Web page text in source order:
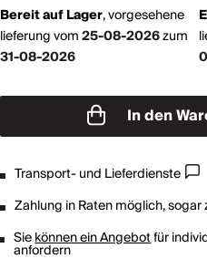
Bereit auf Lager,vorgesehene
lieferung vom25-08-2026zum
31-08-2026
In den
Transport- und Lieferdienste
Zahlung in Raten möglich, sogar
Siekönnen ein Angebotfür
anfordern